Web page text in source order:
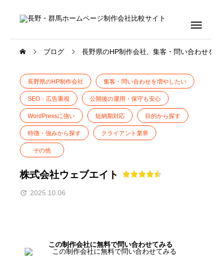
ブログ 長野県のHP制作会社 集客・問い合わせを
長野県のHP制作会社 集客・問い合わせを増やしたい
SEO・広告重視 公開後の運用・保守も安心
WordPressに強い 短納期対応 目的から探す
特徴・強みから探す クライアント業界
その他
株式会社ウェブエイト
2025.10.06
この制作会社に無料で問い合わせてみる